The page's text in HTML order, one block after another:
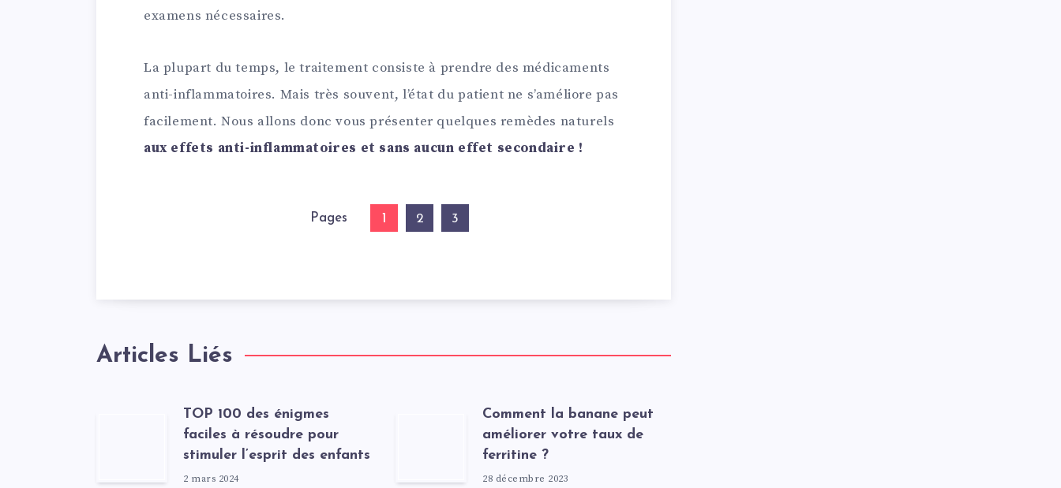
examens nécessaires.
La plupart du temps, le traitement consiste à prendre des médicaments
anti-inflammatoires. Mais très souvent, l’état du patient ne s’améliore pas
facilement. Nous allons donc vous présenter quelques remèdes naturels
aux effets anti-inflammatoires et sans aucun effet secondaire !
Pages 1 2 3
Articles Liés
TOP 100 des énigmes
faciles à résoudre pour
stimuler l’esprit des enfants
2 mars 2024
Comment la banane peut
améliorer votre taux de
ferritine ?
28 décembre 2023